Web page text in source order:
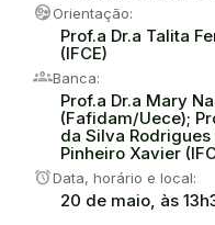
supervised_user_circleOrientação:
Prof.a Dr.a Talita
(IFCE)
groupsBanca:
Prof.a Dr.a Mary
(Fafidam/Uece);
da Silva Rodrigues
Pinheiro Xavier
alarmData, horário e local:
20 de maio, às